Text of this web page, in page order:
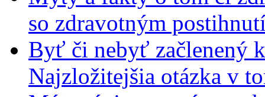
so zdravotným
Byť či nebyť začlenený
Najzložitejšia otázka v